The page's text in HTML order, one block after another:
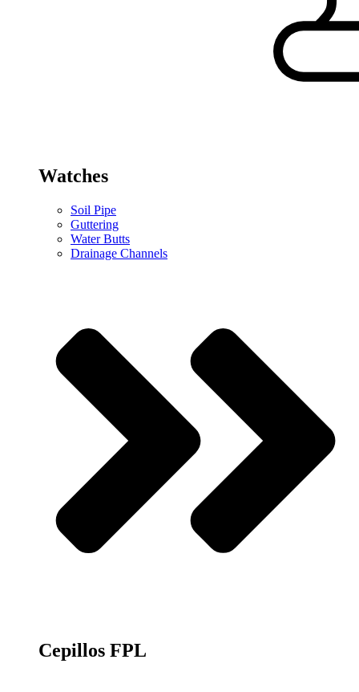
Watches
Soil Pipe
Guttering
Water Butts
Drainage Channels
Cepillos FPL